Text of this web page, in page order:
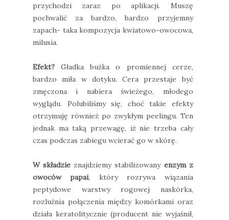
przychodzi zaraz po aplikacji. Muszę
pochwalić za bardzo, bardzo przyjemny
zapach- taka kompozycja kwiatowo-owocowa,
milusia.
Efekt? Gładka buźka o promiennej cerze,
bardzo miła w dotyku. Cera przestaje być
zmęczona i nabiera świeżego, młodego
wyglądu. Polubiliśmy się, choć takie efekty
otrzymuję również po zwykłym peelingu. Ten
jednak ma taką przewagę, iż nie trzeba cały
czas podczas zabiegu wcierać go w skórę.
W składzie znajdziemy stabilizowany enzym z
owoców papai, który rozrywa wiązania
peptydowe warstwy rogowej naskórka,
rozluźnia połączenia między komórkami oraz
działa keratolitycznie (producent nie wyjaśnił,